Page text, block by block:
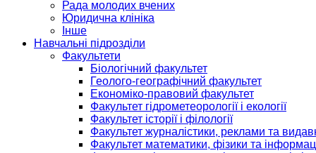
Рада молодих вчених
Юридична клініка
Інше
Навчальні підрозділи
Факультети
Біологічний факультет
Геолого-географічний факультет
Економіко-правовий факультет
Факультет гідрометеорології і екології
Факультет історії і філології
Факультет журналістики, реклами та
Факультет математики, фізики та